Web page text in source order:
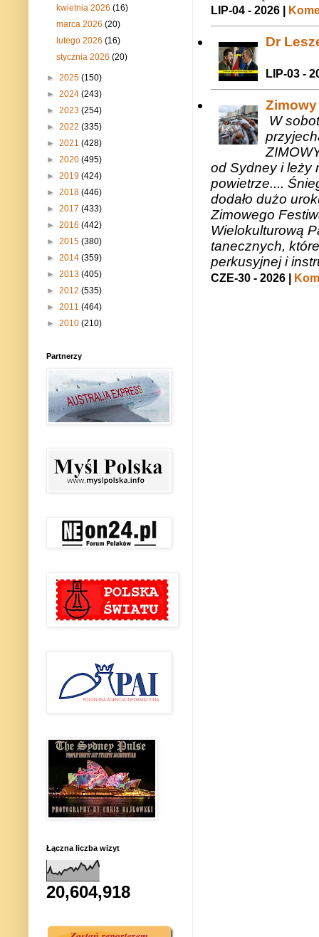
LIP-04 - 2026 |
Dr
LIP-03 -
W
od Sydney i leży
powietrze....
dodało dużo
Zimowego
Wielokulturową
tanecznych,
perkusyjnej i
CZE-30 - 2026 |
kwietnia 2026(16)
marca 2026(20)
lutego 2026(16)
stycznia 2026(20)
► 2025 (150)
► 2024 (243)
► 2023 (254)
► 2022 (335)
► 2021 (428)
► 2020 (495)
► 2019 (424)
► 2018 (446)
► 2017 (433)
► 2016 (442)
► 2015 (380)
► 2014 (359)
► 2013 (405)
► 2012 (535)
► 2011 (464)
► 2010 (210)
Partnerzy
Łączna liczba wizyt
20,604,918